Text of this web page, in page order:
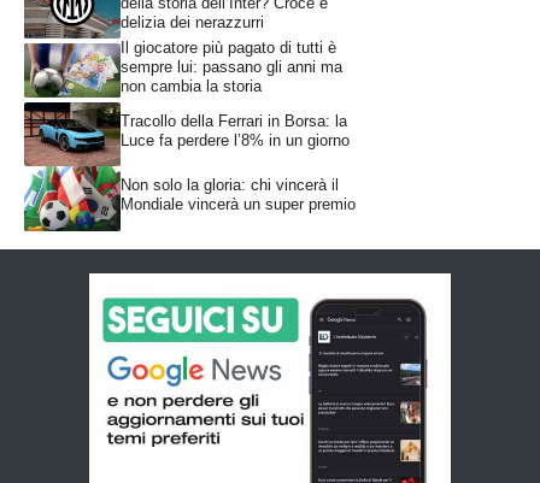
delizia dei nerazzurri
Il giocatore più pagato di tutti è
sempre lui: passano gli anni ma
non cambia la storia
Tracollo della Ferrari in Borsa: la
Luce fa perdere l’8% in un giorno
Non solo la gloria: chi vincerà il
Mondiale vincerà un super premio